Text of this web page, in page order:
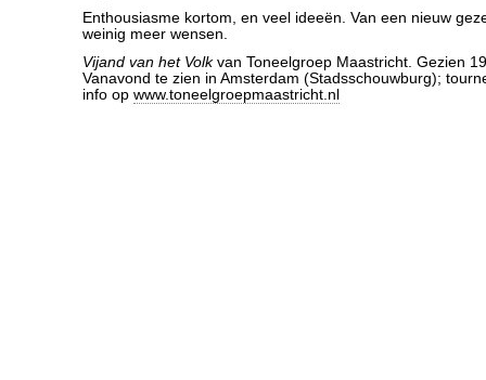
Enthousiasme kortom, en veel ideeën. Van een nieuw
weinig meer wensen.
Vijand van het Volkvan Toneelgroep Maastricht. Gezien
Vanavond te zien in Amsterdam (Stadsschouwburg);
info op www.toneelgroepmaastricht.nl